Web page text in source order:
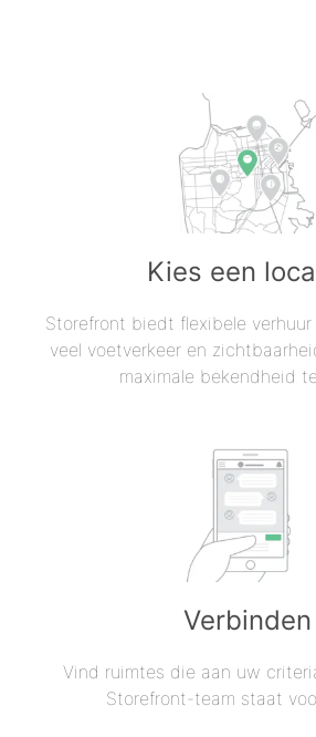
Kies een
Storefront biedt flexibele
veel voetverkeer en
maximale bekendheid
Verbinden
Vind ruimtes die aan uw
Storefront-team staat